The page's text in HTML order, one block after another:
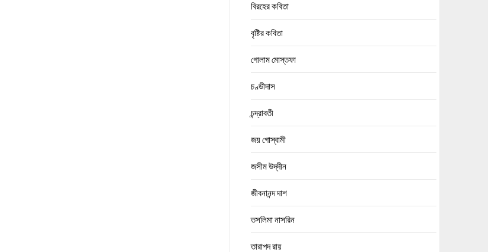
বিরহের কবিতা
বৃষ্টির কবিতা
গোলাম মোস্তফা
চণ্ডীদাস
চন্দ্রাবতী
জয় গোস্বামী
জসীম উদ্‌দীন
জীবনানন্দ দাশ
তসলিমা নাসরিন
তারাপদ রায়